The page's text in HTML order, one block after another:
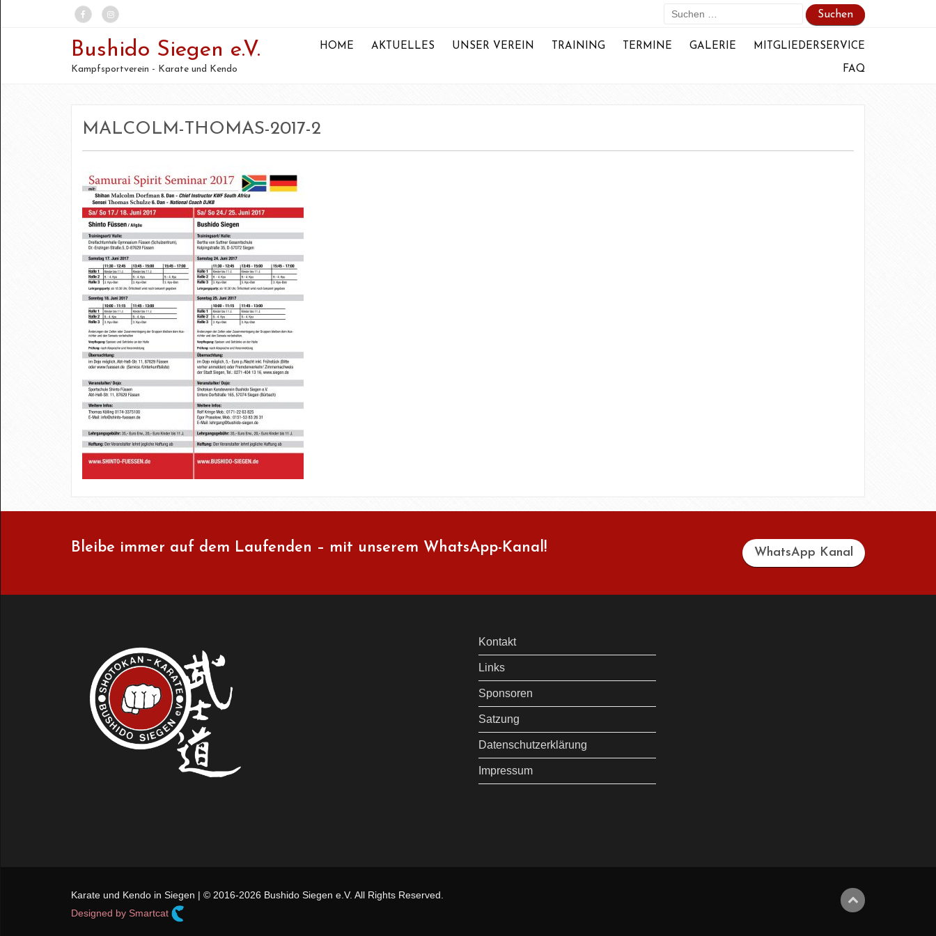
Suchen
nach:
Bushido Siegen e.V.
Kampfsportverein - Karate und Kendo
HOME AKTUELLES UNSER VEREIN TRAINING TERMINE GALERIE MITGLIEDERSERVICE
FAQ
MALCOLM-THOMAS-2017-2
Bleibe immer auf dem Laufenden – mit unserem WhatsApp-Kanal! WhatsApp Kanal
Kontakt
Links
Sponsoren
Satzung
Datenschutzerklärung
Impressum
Karate und Kendo in Siegen | © 2016-2026 Bushido Siegen e.V. All Rights Reserved.
Designed by Smartcat